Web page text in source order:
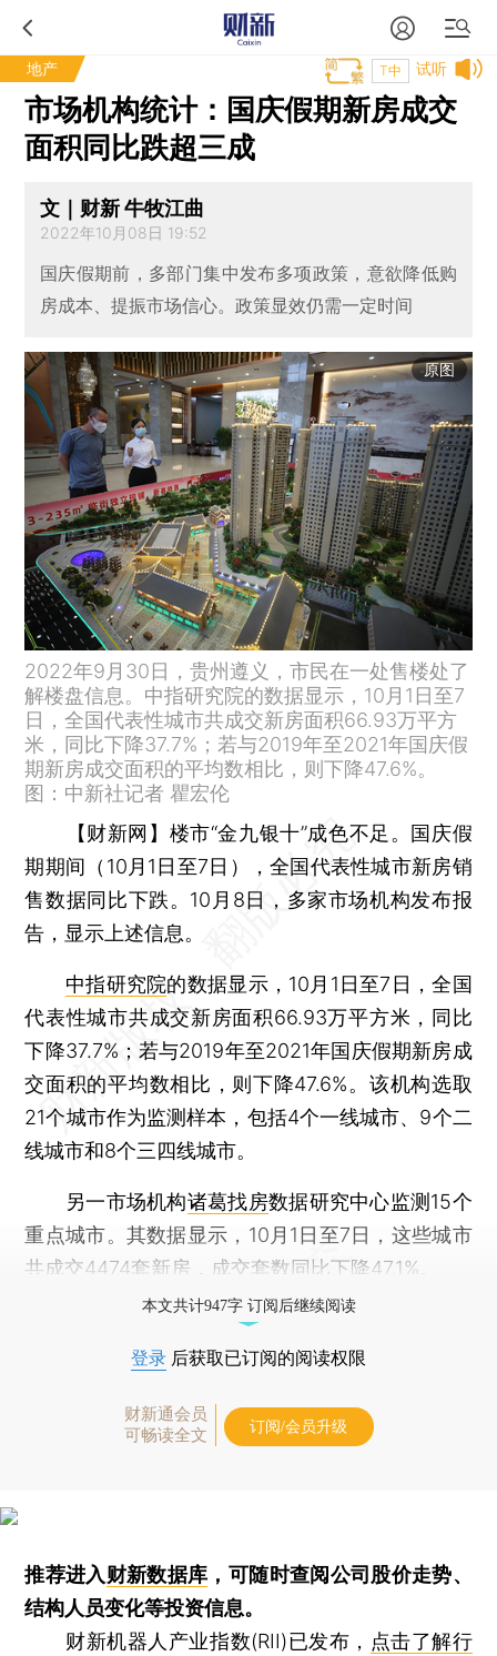
地产 试听
T中
市场机构统计：国庆假期新房成交
面积同比跌超三成
文｜财新 牛牧江曲
2022年10月08日 19:52
国庆假期前，多部门集中发布多项政策，意欲降低购
房成本、提振市场信心。政策显效仍需一定时间
原图
2022年9月30日，贵州遵义，市民在一处售楼处了
解楼盘信息。中指研究院的数据显示，10月1日至7
日，全国代表性城市共成交新房面积66.93万平方
米，同比下降37.7%；若与2019年至2021年国庆假
期新房成交面积的平均数相比，则下降47.6%。
图：中新社记者 瞿宏伦
【财新网】 楼市“金九银十”成色不足。国庆假
期期间（10月1日至7日），全国代表性城市新房销
售数据同比下跌。10月8日，多家市场机构发布报
告，显示上述信息。
中指研究院的数据显示，10月1日至7日，全国
代表性城市共成交新房面积66.93万平方米，同比
下降37.7%；若与2019年至2021年国庆假期新房成
交面积的平均数相比，则下降47.6%。该机构选取
21个城市作为监测样本，包括4个一线城市、9个二
线城市和8个三四线城市。
另一市场机构诸葛找房数据研究中心监测15个
重点城市。其数据显示，10月1日至7日，这些城市
共成交4474套新房，成交套数同比下降47.1%。
本文共计947字 订阅后继续阅读
登录 后获取已订阅的阅读权限
财新通会员
可畅读全文
订阅/会员升级
推荐进入财新数据库 ，可随时查阅公司股价走势、
结构人员变化等投资信息。
财新机器人产业指数(RII)已发布， 点击了解行